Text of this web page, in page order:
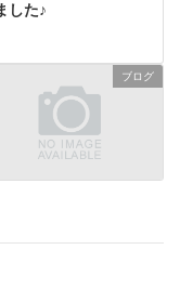
した♪
ブログ